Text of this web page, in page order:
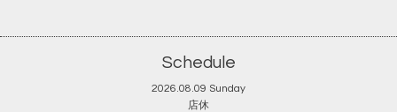
Schedule
2026.08.09 Sunday
店休